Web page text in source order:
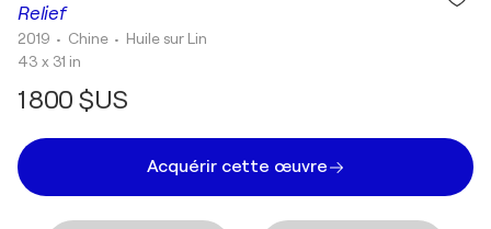
Relief
2019 • Chine • Huile sur Lin
43 x 31 in
1 800 $US
Acquérir cette œuvre